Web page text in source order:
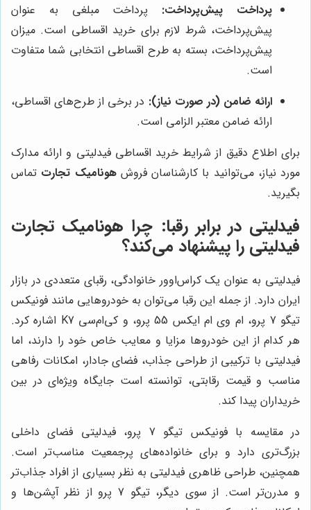
پرداخت پیش‌پرداخت: پرداخت مبلغی به عنوان
پیش‌پرداخت، شرط لازم برای خرید اقساطی است. میزان
پیش‌پرداخت، بسته به طرح اقساطی انتخابی شما متفاوت
است.
ارائه ضامن (در صورت نیاز): در برخی از طرح‌های اقساطی،
ارائه ضامن معتبر الزامی است.
برای اطلاع دقیق از شرایط خرید اقساطی فیدلیتی و ارائه مدارک
مورد نیاز، می‌توانید با کارشناسان فروشهونامیک تجارت تماس
بگیرید.
فیدلیتی در برابر رقبا: چرا هونامیک تجارت
فیدلیتی را پیشنهاد می‌کند؟
فیدلیتی به عنوان یک کراس‌اوور خانوادگی، رقبای متعددی در بازار
ایران دارد. از جمله این رقبا می‌توان به خودروهایی مانند فونیکس
تیگو 7 پرو، ام وی ام ایکس 55 پرو، و کی‌ام‌سی K7 اشاره کرد.
هر کدام از این خودروها مزایا و معایب خاص خود را دارند، اما
فیدلیتی با ترکیبی از طراحی جذاب، فضای جادار، امکانات رفاهی
مناسب و قیمت رقابتی، توانسته است جایگاه ویژه‌ای در بین
خریداران پیدا کند.
در مقایسه با فونیکس تیگو 7 پرو، فیدلیتی فضای داخلی
بزرگ‌تری دارد و برای خانواده‌های پرجمعیت مناسب‌تر است.
همچنین، طراحی ظاهری فیدلیتی به نظر بسیاری از افراد جذاب‌تر
و مدرن‌تر است. از سوی دیگر، تیگو 7 پرو از نظر آپشن‌ها و